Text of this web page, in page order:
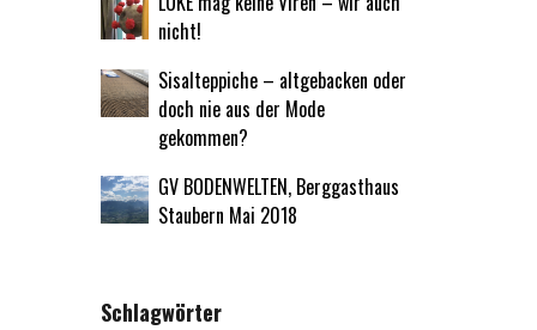
nicht!
Sisalteppiche – altgebacken oder
doch nie aus der Mode
gekommen?
GV BODENWELTEN, Berggasthaus
Staubern Mai 2018
Schlagwörter